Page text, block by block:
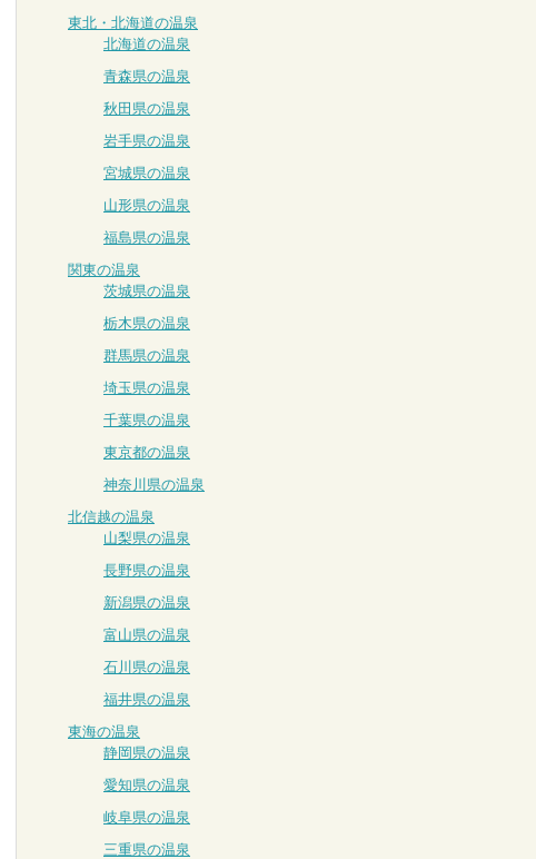
東北・北海道の温泉
北海道の温泉
青森県の温泉
秋田県の温泉
岩手県の温泉
宮城県の温泉
山形県の温泉
福島県の温泉
関東の温泉
茨城県の温泉
栃木県の温泉
群馬県の温泉
埼玉県の温泉
千葉県の温泉
東京都の温泉
神奈川県の温泉
北信越の温泉
山梨県の温泉
長野県の温泉
新潟県の温泉
富山県の温泉
石川県の温泉
福井県の温泉
東海の温泉
静岡県の温泉
愛知県の温泉
岐阜県の温泉
三重県の温泉